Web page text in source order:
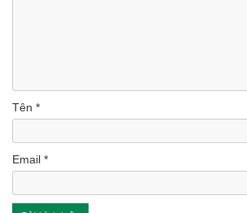
Tên *
Email *